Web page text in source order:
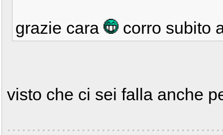
grazie cara corro subito
visto che ci sei falla anche